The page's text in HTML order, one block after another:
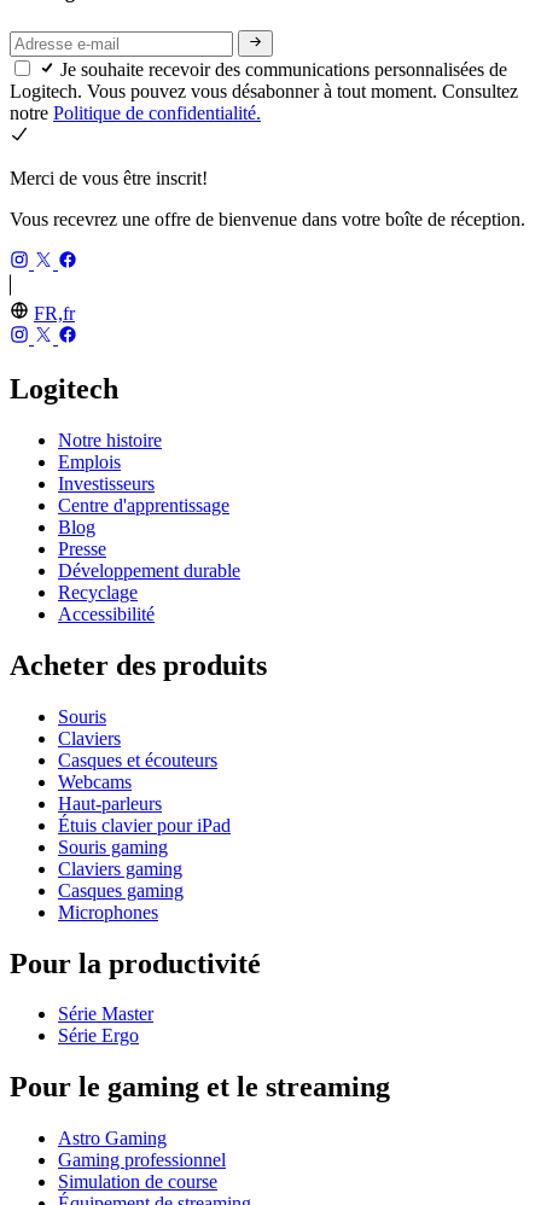
Je souhaite recevoir des communications personnalisées de
Logitech. Vous pouvez vous désabonner à tout moment. Consultez
notre Politique de confidentialité.
Merci de vous être inscrit!
Vous recevrez une offre de bienvenue dans votre boîte de réception.
FR,fr
Logitech
Notre histoire
Emplois
Investisseurs
Centre d'apprentissage
Blog
Presse
Développement durable
Recyclage
Accessibilité
Acheter des produits
Souris
Claviers
Casques et écouteurs
Webcams
Haut-parleurs
Étuis clavier pour iPad
Souris gaming
Claviers gaming
Casques gaming
Microphones
Pour la productivité
Série Master
Série Ergo
Pour le gaming et le streaming
Astro Gaming
Gaming professionnel
Simulation de course